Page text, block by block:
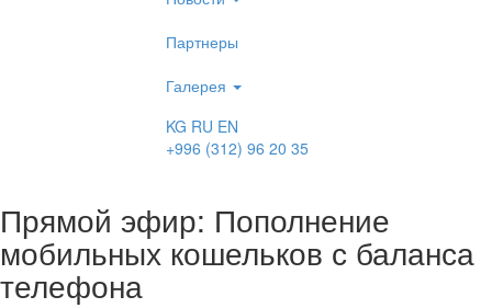
Партнеры
Галерея
KG RU EN
+996 (312) 96 20 35
Прямой эфир: Пополнение
мобильных кошельков с баланса
телефона